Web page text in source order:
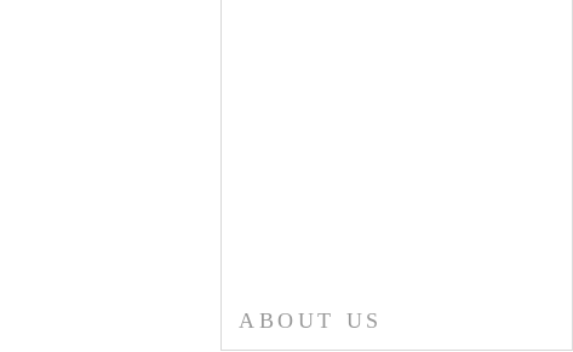
ABOUT US